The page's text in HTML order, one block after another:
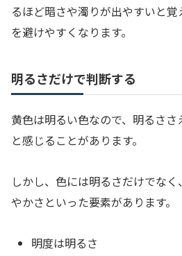
るほど暗さや濁りが出やすいと
を避けやすくなります。
明るさだけで判断する
黄色は明るい色なので、明るささ
と感じることがあります。
しかし、色には明るさだけでな
やかさといった要素があります。
明度は明るさ